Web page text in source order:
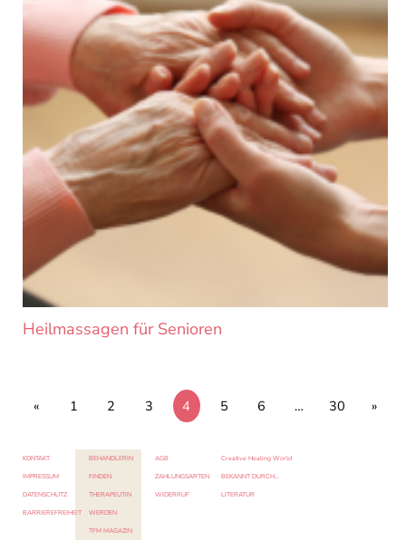
Heilmassagen für Senioren
« 1 2 3 4 5 6 … 30 »
KONTAKT
IMPRESSUM
DATENSCHUTZ
BARRIEREFREIHEIT
BEHANDLERIN
FINDEN
THERAPEUTIN
WERDEN
TFM MAGAZIN
Creative Healing World
BEKANNT DURCH…
LITERATUR
AGB
ZAHLUNGSARTEN
WIDERRUF